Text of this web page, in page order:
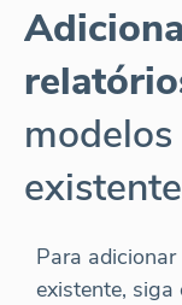
Para
existente, siga